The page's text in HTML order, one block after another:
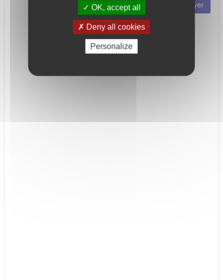
OK, accept all
Deny all cookies
Personalize
Envoyer